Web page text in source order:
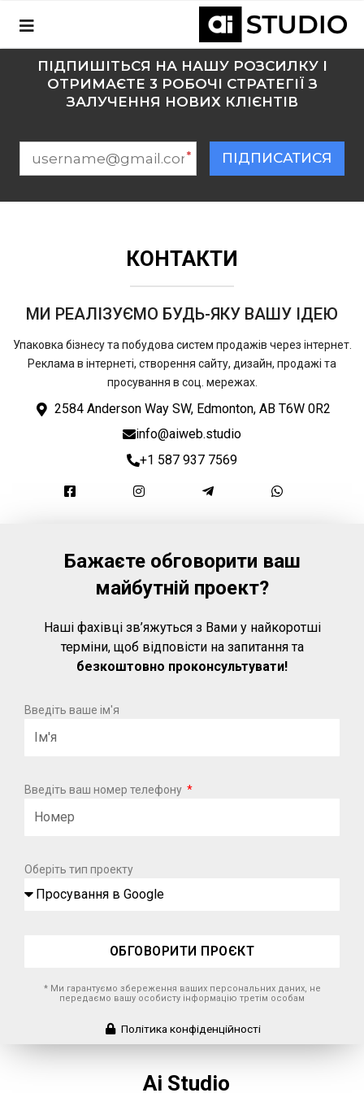
ПІДПИШІТЬСЯ НА НАШУ РОЗСИЛКУ І
ОТРИМАЄТЕ 3 РОБОЧІ СТРАТЕГІЇ З
ЗАЛУЧЕННЯ НОВИХ КЛІЄНТІВ
* ПІДПИСАТИСЯ
КОНТАКТИ
МИ РЕАЛІЗУЄМО БУДЬ-ЯКУ ВАШУ ІДЕЮ
Упаковка бізнесу та побудова систем продажів через інтернет.
Реклама в інтернеті, створення сайту, дизайн, продажі та
просування в соц. мережах.
2584 Anderson Way SW, Edmonton, AB T6W 0R2
info@aiweb.studio
+1 587 937 7569
Бажаєте обговорити ваш
майбутній проект?
Наші фахівці зв’яжуться з Вами у найкоротші
терміни, щоб відповісти на запитання та
безкоштовно проконсультувати!
Введіть ваше ім'я
Введіть ваш номер телефону
Оберіть тип проекту
ОБГОВОРИТИ ПРОЄКТ
* Ми гарантуємо збереження ваших персональних даних, не
передаємо вашу особисту інформацію третім особам
Політика конфіденційності
Ai Studio